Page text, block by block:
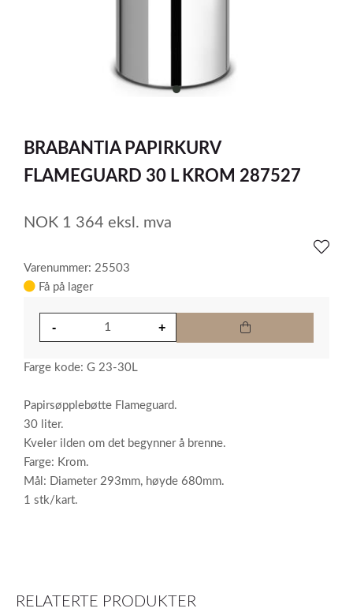
item
of
1
BRABANTIA PAPIRKURV
FLAMEGUARD 30 L KROM 287527
NOK 1 364 eksl. mva
Varenummer: 25503
Få på lager
Farge kode: G 23-30L
Papirsøpplebøtte Flameguard.
30 liter.
Kveler ilden om det begynner å brenne.
Farge: Krom.
Mål: Diameter 293mm, høyde 680mm.
1 stk/kart.
RELATERTE PRODUKTER